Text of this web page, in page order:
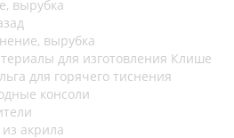
вырубка
вырубка
для изготовления Клише
для горячего тиснения
консоли
акрила